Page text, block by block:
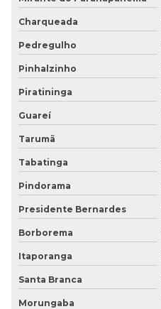
Charqueada
Pedregulho
Pinhalzinho
Piratininga
Guareí
Tarumã
Tabatinga
Pindorama
Presidente Bernardes
Borborema
Itaporanga
Santa Branca
Morungaba